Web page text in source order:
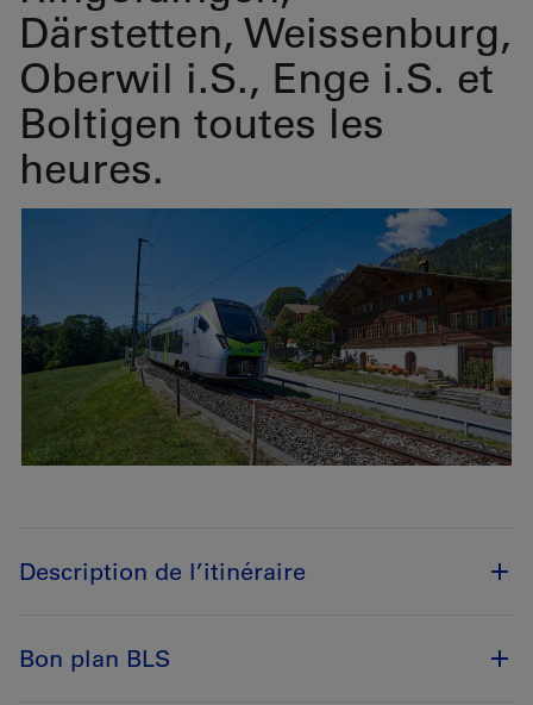
Därstetten, Weissenburg,
Oberwil i.S., Enge i.S. et
Boltigen toutes les
heures.
Description de l’itinéraire
Bon plan BLS